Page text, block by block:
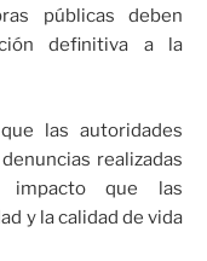
públicas deben
definitiva a la
las autoridades
realizadas
impacto que las
y la calidad de vida